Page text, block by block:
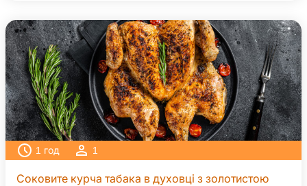
1 год 1
Соковите курча табака в духовці з золотистою